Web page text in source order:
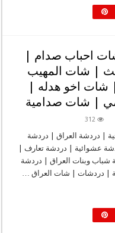
العراق
احباب صدام |
| شات المهيب
اخو هدله |
| شات صدامية
صدام
|
312
| دردشة العراق | دردشة
عشوائية | دردشة تعارف |
شباب وبنات العراق | دردشة
| دردشات | شات العراق …